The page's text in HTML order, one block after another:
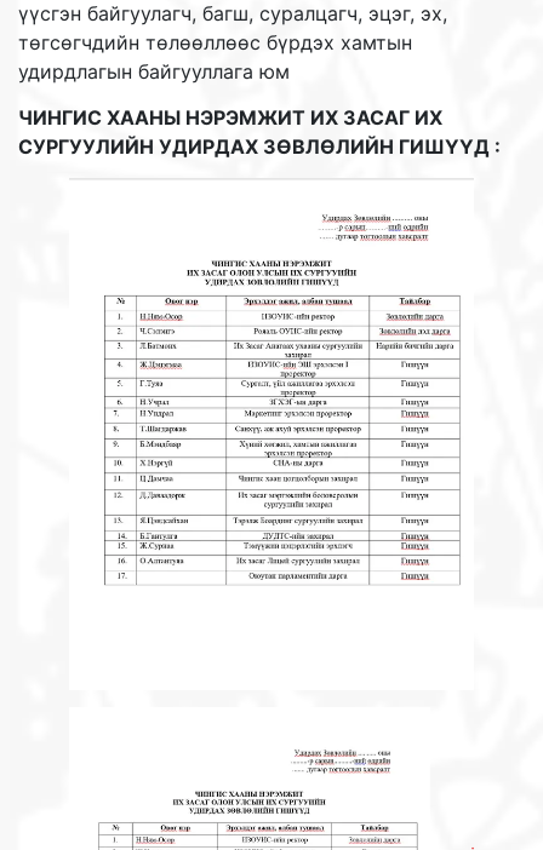
үүсгэн байгуулагч, багш, суралцагч, эцэг, эх,
төгсөгчдийн төлөөллөөс бүрдэх хамтын
удирдлагын байгууллага юм
ЧИНГИС ХААНЫ НЭРЭМЖИТ ИХ ЗАСАГ ИХ
СУРГУУЛИЙН УДИРДАХ ЗӨВЛӨЛИЙН ГИШҮҮД :